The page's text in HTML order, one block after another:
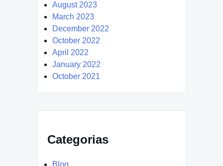
August 2023
March 2023
December 2022
October 2022
April 2022
January 2022
October 2021
Categorias
Blog